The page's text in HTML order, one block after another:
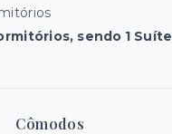
sendo 1 Suíte
Cômodos